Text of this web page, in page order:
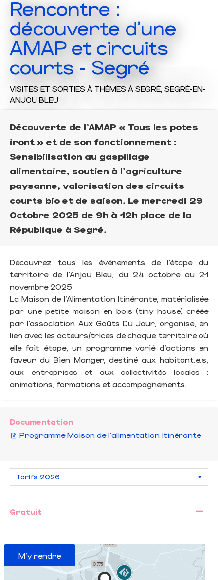
Rencontre :
découverte d'une
AMAP et circuits
courts - Segré
VISITES ET SORTIES À THÈMES À SEGRÉ, SEGRÉ-EN-
ANJOU BLEU
Découverte de l’AMAP « Tous les potes
iront » et de son fonctionnement :
Sensibilisation au gaspillage
alimentaire, soutien à l'agriculture
paysanne, valorisation des circuits
courts bio et de saison. Le mercredi 29
Octobre 2025 de 9h à 12h place de la
République à Segré.
Découvrez tous les événements de l’étape du
territoire de l’Anjou Bleu, du 24 octobre au 21
novembre 2025.
La Maison de l’Alimentation Itinérante, matérialisée
par une petite maison en bois (tiny house) créée
par l’association Aux Goûts Du Jour, organise, en
lien avec les acteurs/trices de chaque territoire où
elle fait étape, un programme varié d’actions en
faveur du Bien Manger, destiné aux habitant.e.s,
aux entreprises et aux collectivités locales :
animations, formations et accompagnements.
Documentation
Programme Maison de l'alimentation itinérante
Gratuit —
M'y rendre